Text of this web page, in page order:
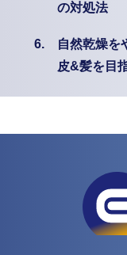
の対処法
6.
自然乾燥を
皮&髪を目